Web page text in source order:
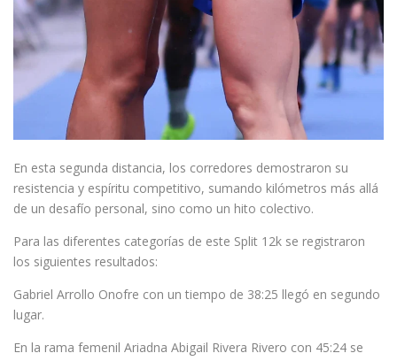
En esta segunda distancia, los corredores demostraron su
resistencia y espíritu competitivo, sumando kilómetros más allá
de un desafío personal, sino como un hito colectivo.
Para las diferentes categorías de este Split 12k se registraron
los siguientes resultados:
Gabriel Arrollo Onofre con un tiempo de 38:25 llegó en segundo
lugar.
En la rama femenil Ariadna Abigail Rivera Rivero con 45:24 se